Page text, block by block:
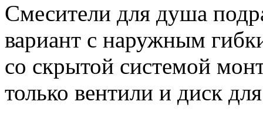
Смесители для душа
вариант с наружным
со скрытой системой
только вентили и диск